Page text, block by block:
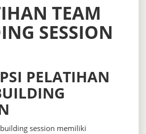
TEAM
SESSION
PELATIHAN
session memiliki